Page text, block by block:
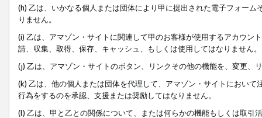
(h) 乙は、いかなる個人または団体により甲に提出された電子フォー
りません。
(i) 乙は、アマゾン・サイトに関連して甲のお客様が使用するアカウン
請、収集、取得、保存、キャッシュ、もしくは使用してはなりません。
(j) 乙は、アマゾン・サイトのボタン、リンクその他の機能を、変更、
(k) 乙は、他の個人または団体を代理して、アマゾン・サイトにおい
行為をするのを承認、支援または奨励してはなりません。
(l) 乙は、甲と乙との関係について、または何らかの機能もしくは取